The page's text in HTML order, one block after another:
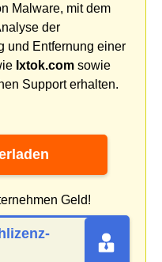
Malware, mit dem
der
und Entfernung einer
Ixtok.com sowie
Support erhalten.
Geld!